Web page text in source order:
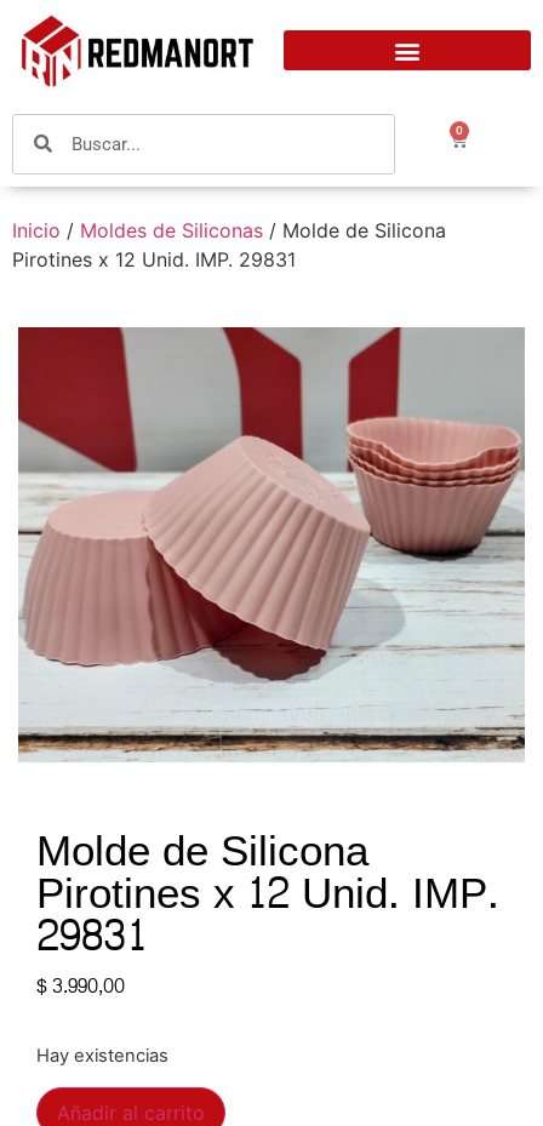
0
Inicio / Moldes de Siliconas / Molde de Silicona
Pirotines x 12 Unid. IMP. 29831
Molde de Silicona
Pirotines x 12 Unid. IMP.
29831
$3.990,00
Hay existencias
Añadir al carrito